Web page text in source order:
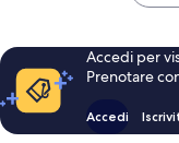
Accedi per
Prenotare
Accedi